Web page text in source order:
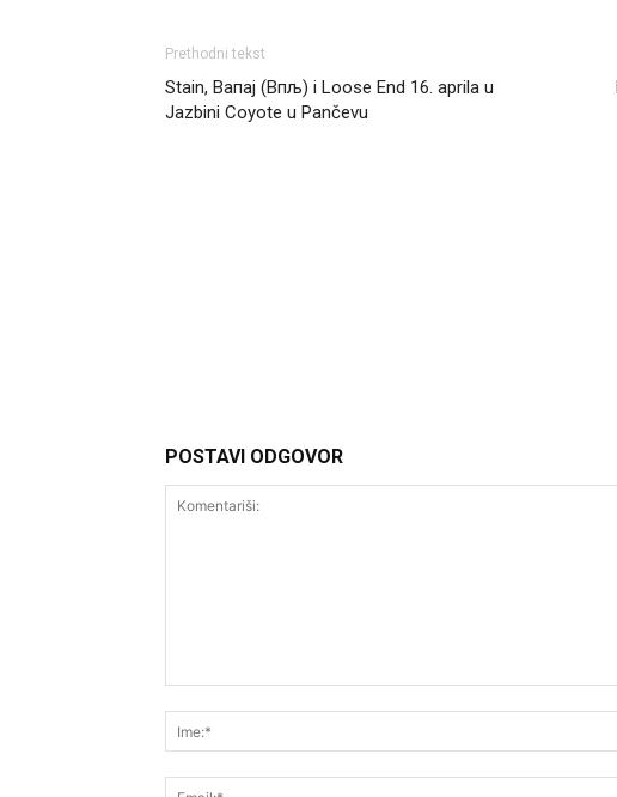
Prethodni tekst
Stain, Вапај (Впљ) i Loose End 16. aprila u
Jazbini Coyote u Pančevu
POSTAVI ODGOVOR